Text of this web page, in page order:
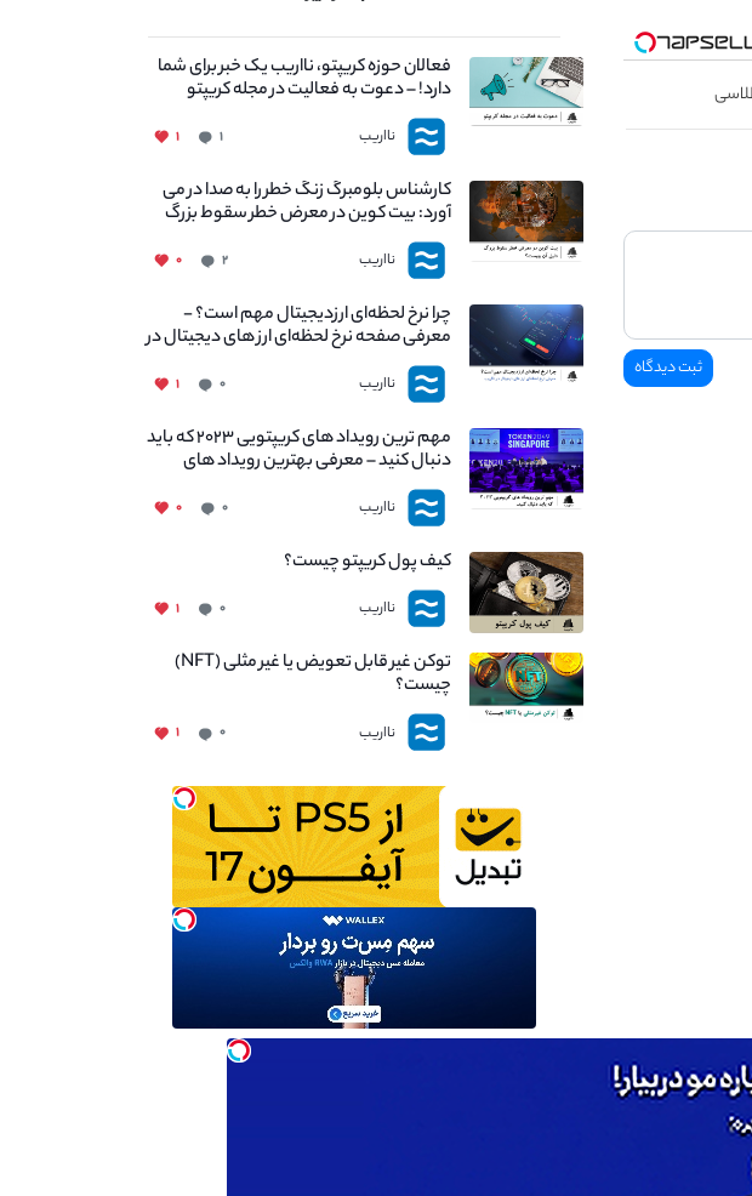
فعالان حوزه کریپتو، نااریب یک خبر برای شما
دارد! – دعوت به فعالیت در مجله کریپتو
نااریب ۱ ۱
کارشناس بلومبرگ زنگ خطر را به صدا در می
آورد: بیت کوین در معرض خطر سقوط بزرگ
است - دلیل آن چیست؟
نااریب ۲ ۰
چرا نرخ لحظه‌ای ارزدیجیتال مهم است؟ -
معرفی صفحه نرخ لحظه‌ای ارز های دیجیتال در
نااریب
نااریب ۰ ۱
مهم ترین رویداد های کریپتویی ۲۰۲۳ که باید
دنبال کنید – معرفی بهترین رویداد های
جهانی
نااریب ۰ ۰
کیف پول کریپتو چیست؟
نااریب ۰ ۱
توکن غیر قابل تعویض یا غیر مثلی (NFT)
چیست؟
نااریب ۰ ۱